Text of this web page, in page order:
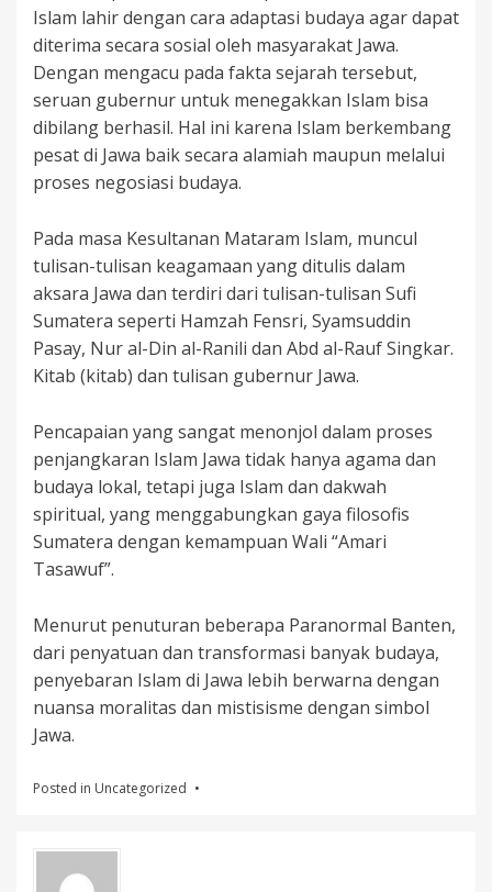
Islam lahir dengan cara adaptasi budaya agar dapat
diterima secara sosial oleh masyarakat Jawa.
Dengan mengacu pada fakta sejarah tersebut,
seruan gubernur untuk menegakkan Islam bisa
dibilang berhasil. Hal ini karena Islam berkembang
pesat di Jawa baik secara alamiah maupun melalui
proses negosiasi budaya.
Pada masa Kesultanan Mataram Islam, muncul
tulisan-tulisan keagamaan yang ditulis dalam
aksara Jawa dan terdiri dari tulisan-tulisan Sufi
Sumatera seperti Hamzah Fensri, Syamsuddin
Pasay, Nur al-Din al-Ranili dan Abd al-Rauf Singkar.
Kitab (kitab) dan tulisan gubernur Jawa.
Pencapaian yang sangat menonjol dalam proses
penjangkaran Islam Jawa tidak hanya agama dan
budaya lokal, tetapi juga Islam dan dakwah
spiritual, yang menggabungkan gaya filosofis
Sumatera dengan kemampuan Wali “Amari
Tasawuf”.
Menurut penuturan beberapa Paranormal Banten,
dari penyatuan dan transformasi banyak budaya,
penyebaran Islam di Jawa lebih berwarna dengan
nuansa moralitas dan mistisisme dengan simbol
Jawa.
Posted in Uncategorized